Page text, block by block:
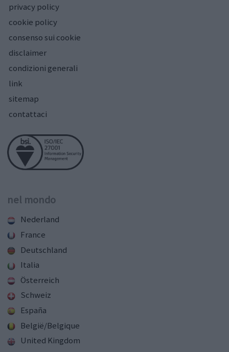
privacy policy
cookie policy
consenso sui cookie
disclaimer
condizioni generali
link
sitemap
contattaci
nel mondo
Nederland
France
Deutschland
Italia
Österreich
Schweiz
España
België/Belgique
United Kingdom